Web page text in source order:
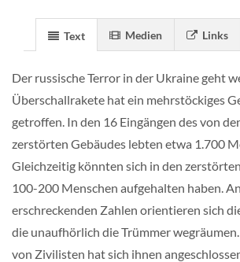
Text Medien Links
Der russische Terror in der Ukraine geht
Überschallrakete hat ein mehrstöckiges
getroffen. In den 16 Eingängen des von
zerstörten Gebäudes lebten etwa 1.700
Gleichzeitig könnten sich in den
100-200 Menschen aufgehalten haben.
erschreckenden Zahlen orientieren sich
die unaufhörlich die Trümmer
von Zivilisten hat sich ihnen